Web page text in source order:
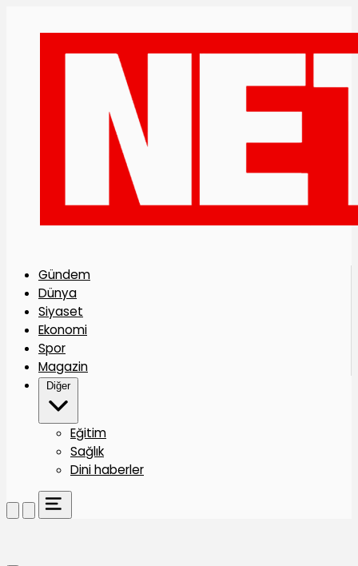
Gündem
Dünya
Siyaset
Ekonomi
Spor
Magazin
Diğer
Eğitim
Sağlık
Dini haberler